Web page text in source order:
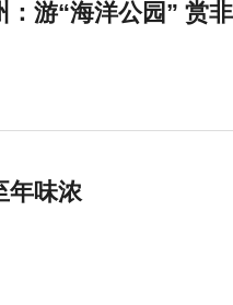
：游“海洋公园” 赏
年味浓